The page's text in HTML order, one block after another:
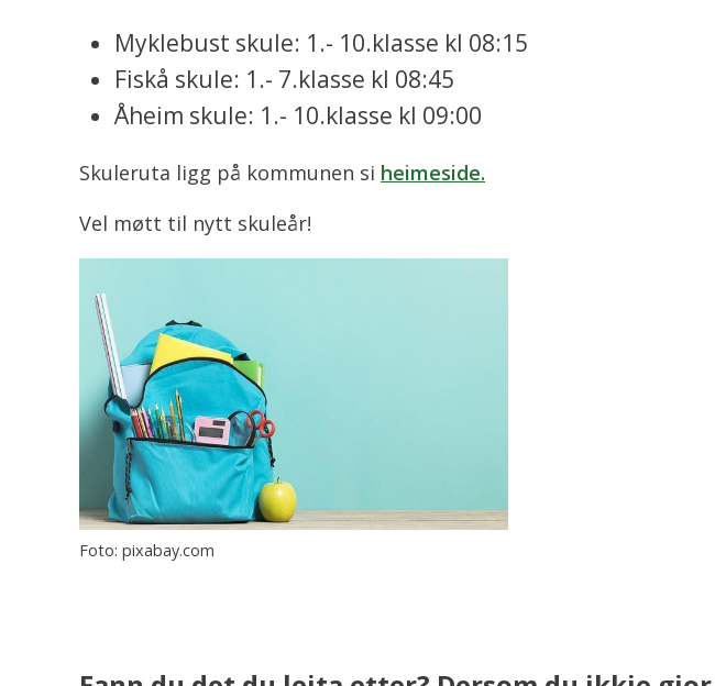
Myklebust skule: 1.- 10.klasse kl 08:15
Fiskå skule: 1.- 7.klasse kl 08:45
Åheim skule: 1.- 10.klasse kl 09:00
Skuleruta ligg på kommunen si heimeside.
Vel møtt til nytt skuleår!
pixabay.com